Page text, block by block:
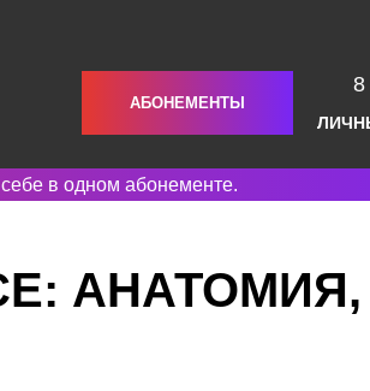
АБОНЕМЕНТЫ
8
в одном абонементе.
АНАТОМИЯ,